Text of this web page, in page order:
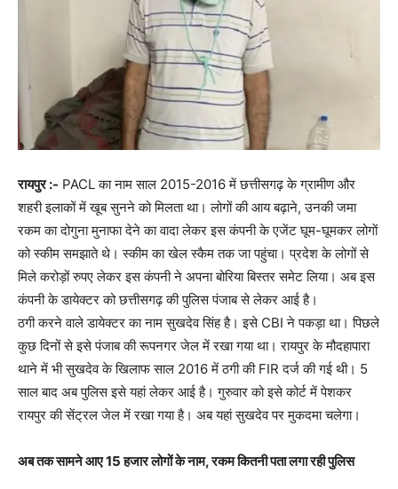
रायपुर :- PACL का नाम साल 2015-2016 में छत्तीसगढ़ के ग्रामीण और
शहरी इलाकों में खूब सुनने को मिलता था। लोगों की आय बढ़ाने, उनकी जमा
रकम का दोगुना मुनाफा देने का वादा लेकर इस कंपनी के एजेंट घूम-घूमकर लोगाें
को स्कीम समझाते थे। स्कीम का खेल स्कैम तक जा पहुंचा। प्रदेश के लोगों से
मिले करोड़ों रुपए लेकर इस कंपनी ने अपना बोरिया बिस्तर समेट लिया। अब इस
कंपनी के डायेक्टर को छत्तीसगढ़ की पुलिस पंजाब से लेकर आई है।
ठगी करने वाले डायेक्टर का नाम सुखदेव सिंह है। इसे CBI ने पकड़ा था। पिछले
कुछ दिनों से इसे पंजाब की रूपनगर जेल में रखा गया था। रायपुर के मौदहापारा
थाने में भी सुखदेव के खिलाफ साल 2016 में ठगी की FIR दर्ज की गई थी। 5
साल बाद अब पुलिस इसे यहां लेकर आई है। गुरुवार को इसे कोर्ट में पेशकर
रायपुर की सेंट्रल जेल में रखा गया है। अब यहां सुखदेव पर मुकदमा चलेगा।
अब तक सामने आए 15 हजार लोगों के नाम, रकम कितनी पता लगा रही पुलिस